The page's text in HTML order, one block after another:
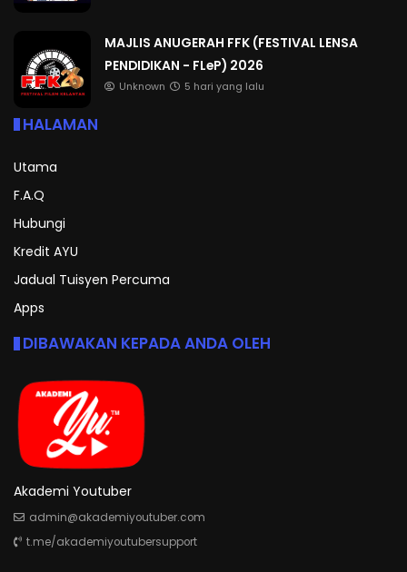
MAJLIS ANUGERAH FFK (FESTIVAL LENSA
PENDIDIKAN - FLeP) 2026
Unknown 5 hari yang lalu
HALAMAN
Utama
F.A.Q
Hubungi
Kredit AYU
Jadual Tuisyen Percuma
Apps
DIBAWAKAN KEPADA ANDA OLEH
Akademi Youtuber
admin@akademiyoutuber.com
t.me/akademiyoutubersupport